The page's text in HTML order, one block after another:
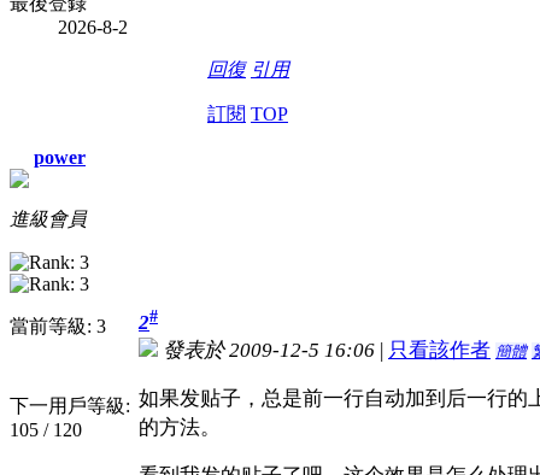
2026-8-2
回復 引用
訂閱 TOP
power
進級會員
當前等級: 3
下一用戶等級:
105 / 120
2#
發表於 2009-12-5 16:06 | 只看該作者 簡體
如果发贴子，总是前一行自动加到后一行
的方法。